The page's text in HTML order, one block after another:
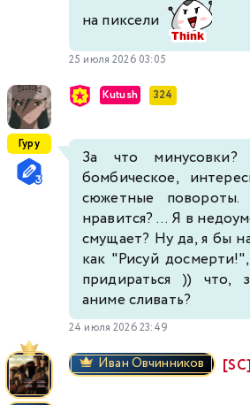
на пиксели
25 июля 2026 03:05
Гуру
Kutush 324
За что
бомбическое,
сюжетные
нравится? ... Я в
смущает? Ну да, я бы
как "Рисуй
придираться )) что,
аниме сливать?
24 июля 2026 23:49
Иван Овчинников [SC]